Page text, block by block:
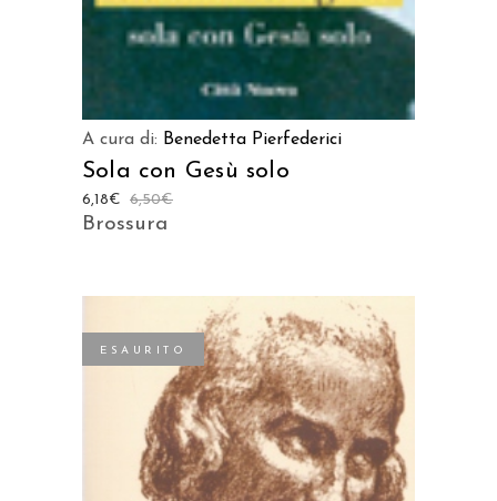
A cura di: Benedetta Pierfederici
Sola con Gesù solo
6,50€
6,18€
Brossura
ESAURITO